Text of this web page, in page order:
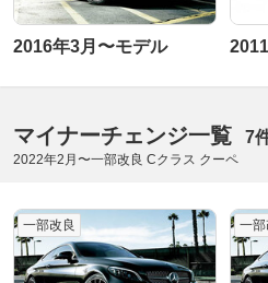
2016年3月〜モデル
マイナーチェンジ一覧 7
2022年2月〜一部改良 Cクラス クーペ
一部改良 一部